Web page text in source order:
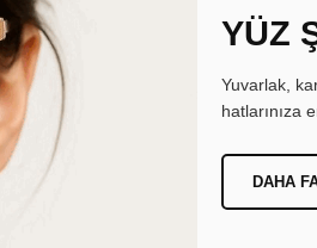
YÜZ
Yuvarlak,
hatlarınıza
DAHA